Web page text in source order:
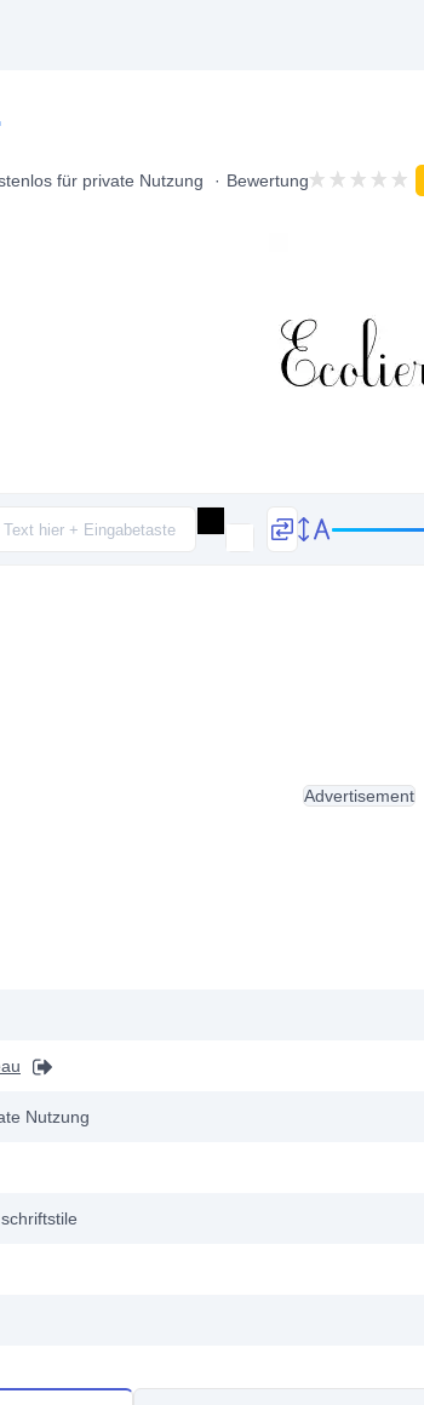
für private Nutzung Bewertung
Nutzung
schriftstile
Advertisement